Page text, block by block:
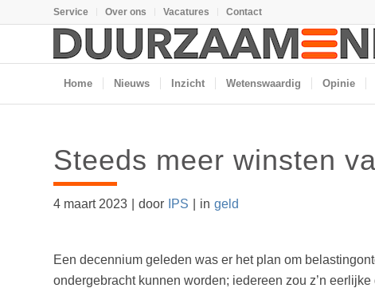
Service Over ons Vacatures Contact
Home Nieuws Inzicht Wetenswaardig Opinie
Steeds meer winsten
4 maart 2023 door IPS in geld
Een decennium geleden was er het plan om
ondergebracht kunnen worden; iedereen zou z’n